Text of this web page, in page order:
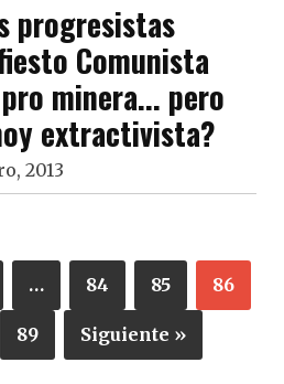
progresistas
Comunista
minera... pero
extractivista?
2013
… 84 85 86
89 Siguiente »